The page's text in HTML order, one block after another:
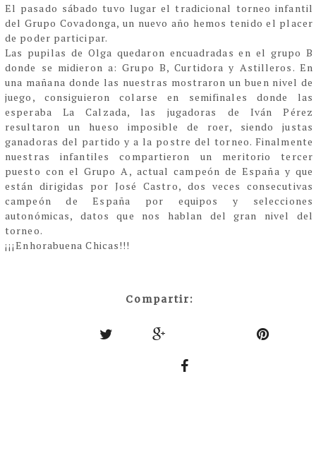
El pasado sábado tuvo lugar el tradicional torneo infantil
del Grupo Covadonga, un nuevo año hemos tenido el placer
de poder participar.
Las pupilas de Olga quedaron encuadradas en el grupo B
donde se midieron a: Grupo B, Curtidora y Astilleros. En
una mañana donde las nuestras mostraron un buen nivel de
juego, consiguieron colarse en semifinales donde las
esperaba La Calzada, las jugadoras de Iván Pérez
resultaron un hueso imposible de roer, siendo justas
ganadoras del partido y a la postre del torneo. Finalmente
nuestras infantiles compartieron un meritorio tercer
puesto con el Grupo A, actual campeón de España y que
están dirigidas por José Castro, dos veces consecutivas
campeón de España por equipos y selecciones
autonómicas, datos que nos hablan del gran nivel del
torneo.
¡¡¡Enhorabuena Chicas!!!
Compartir: